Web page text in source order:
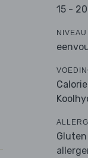
15 -
NIVEAU